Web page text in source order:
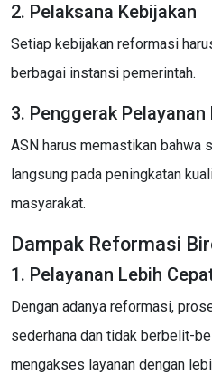
2. Pelaksana Kebijakan
Setiap kebijakan reformasi
berbagai instansi pemerintah.
3. Penggerak Pelayanan
ASN harus memastikan bahwa
langsung pada peningkatan
masyarakat.
Dampak Reformasi
1. Pelayanan Lebih
Dengan adanya reformasi,
sederhana dan tidak berbelit-
mengakses layanan dengan